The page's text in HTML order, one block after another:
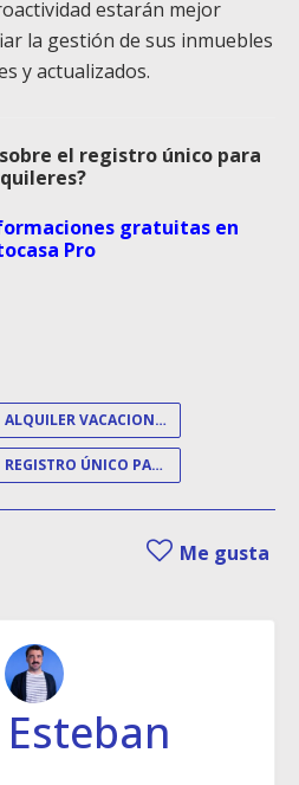
estarán mejor
la gestión de sus inmuebles
y actualizados.
el registro único para
gratuitas en
Pro
ALQUILER VACACIONAL
REGISTRO ÚNICO PARA ALQUILER VACACIONAL
Me gusta